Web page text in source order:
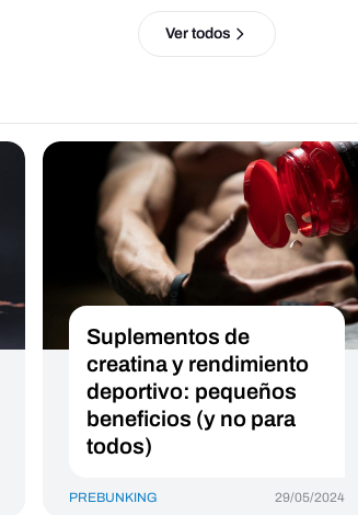
Ver todos
Suplementos de
creatina y rendimiento
deportivo: pequeños
beneficios (y no para
todos)
PREBUNKING 29/05/2024